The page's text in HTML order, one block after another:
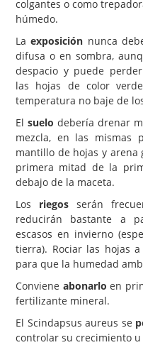
colgantes o como
húmedo.
Laexposición nunca
difusa o en sombra,
despacio y puede
las hojas de color
temperatura no baje de
Elsuelo debería drenar
mezcla, en las mismas
mantillo de hojas y arena
primera mitad de la
debajo de la maceta.
Los riegos serán
reducirán bastante a
escasos en invierno
tierra). Rociar las hojas
para que la humedad
Conviene abonarlo en
fertilizante mineral.
El Scindapsus aureus se
controlar su crecimiento